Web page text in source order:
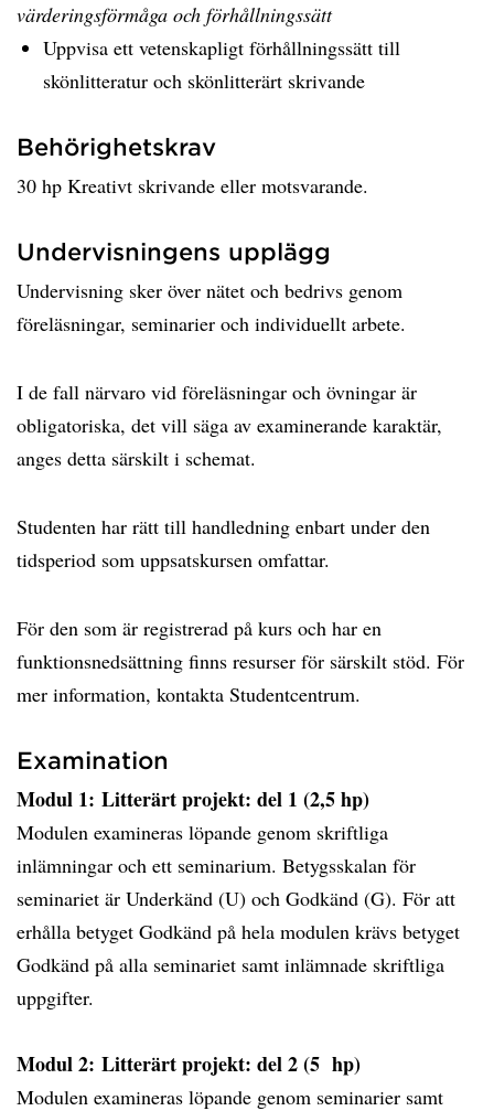
värderingsförmåga och förhållningssätt
Uppvisa ett vetenskapligt förhållningssätt till
skönlitteratur och skönlitterärt skrivande
Behörighetskrav
30 hp Kreativt skrivande eller motsvarande.
Undervisningens upplägg
Undervisning sker över nätet och bedrivs genom
föreläsningar, seminarier och individuellt arbete.
I de fall närvaro vid föreläsningar och övningar är
obligatoriska, det vill säga av examinerande karaktär,
anges detta särskilt i schemat.
Studenten har rätt till handledning enbart under den
tidsperiod som uppsatskursen omfattar.
För den som är registrerad på kurs och har en
funktionsnedsättning finns resurser för särskilt stöd. För
mer information, kontakta Studentcentrum.
Examination
Modul 1: Litterärt projekt: del 1 (2,5 hp)
Modulen examineras löpande genom skriftliga
inlämningar och ett seminarium. Betygsskalan för
seminariet är Underkänd (U) och Godkänd (G). För att
erhålla betyget Godkänd på hela modulen krävs betyget
Godkänd på alla seminariet samt inlämnade skriftliga
uppgifter.
Modul 2: Litterärt projekt: del 2 (5 hp)
Modulen examineras löpande genom seminarier samt